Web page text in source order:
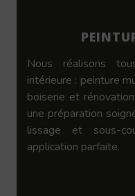
Nous réalisons
intérieure : peinture
boiserie et
une préparation
lissage et sous-
application parfaite.